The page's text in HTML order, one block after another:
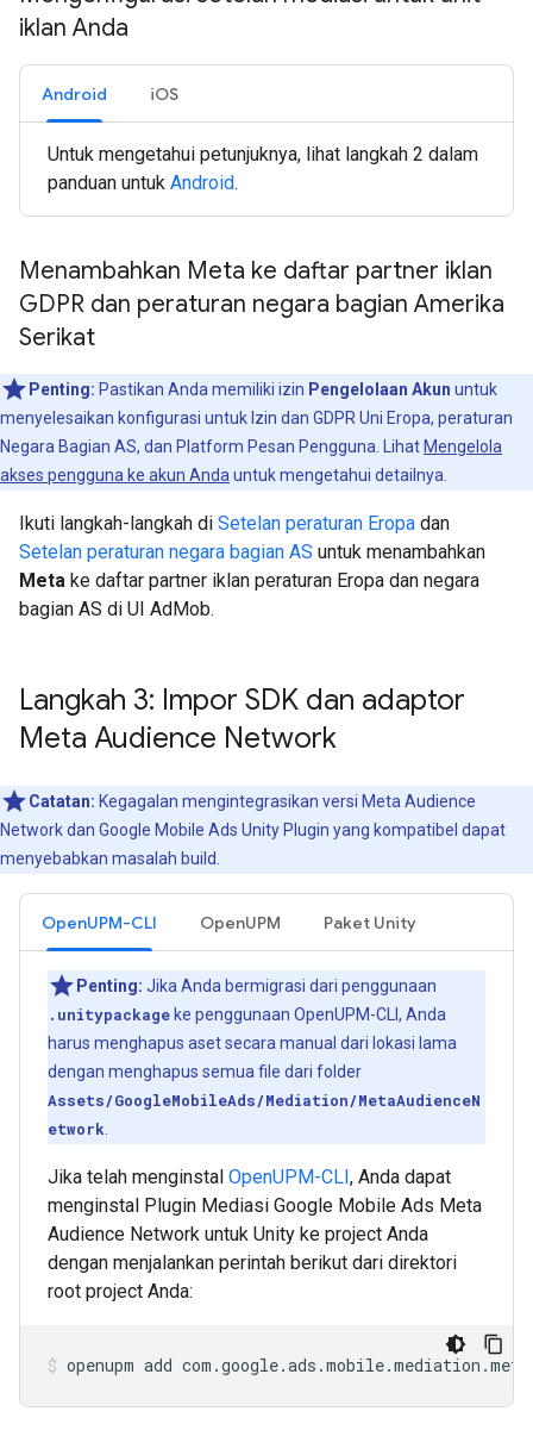
iklan Anda
Android iOS
Untuk mengetahui petunjuknya, lihat langkah 2 dalam
panduan untuk Android.
Menambahkan Meta ke daftar partner iklan
GDPR dan peraturan negara bagian Amerika
Serikat
Penting: Pastikan Anda memiliki izin Pengelolaan Akun untuk
menyelesaikan konfigurasi untuk Izin dan GDPR Uni Eropa, peraturan
Negara Bagian AS, dan Platform Pesan Pengguna. Lihat Mengelola
akses pengguna ke akun Anda untuk mengetahui detailnya.
Ikuti langkah-langkah di Setelan peraturan Eropa dan
Setelan peraturan negara bagian AS untuk menambahkan
Meta ke daftar partner iklan peraturan Eropa dan negara
bagian AS di UI AdMob.
Langkah 3: Impor SDK dan adaptor
Meta Audience Network
Catatan: Kegagalan mengintegrasikan versi Meta Audience
Network dan Google Mobile Ads Unity Plugin yang kompatibel dapat
menyebabkan masalah build.
OpenUPM-CLI OpenUPM Paket Unity
Penting: Jika Anda bermigrasi dari penggunaan
.unitypackage ke penggunaan OpenUPM-CLI, Anda
harus menghapus aset secara manual dari lokasi lama
dengan menghapus semua file dari folder
Assets/GoogleMobileAds/Mediation/MetaAudienceN
etwork
Jika telah menginstal OpenUPM-CLI, Anda dapat
menginstal Plugin Mediasi Google Mobile Ads Meta
Audience Network untuk Unity ke project Anda
dengan menjalankan perintah berikut dari direktori
root project Anda:
openupm add